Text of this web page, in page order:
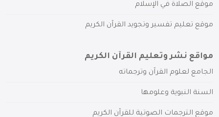
موقع الصلاة في الإسلام
موقع تعليم تفسير وتجويد القرآن الكريم
مواقع نشر وتعليم القرآن الكريم
الجامع لعلوم القرآن وترجماته
السنة النبوية وعلومها
موقع الترجمات الصوتية للقرآن الكريم